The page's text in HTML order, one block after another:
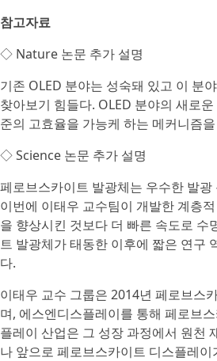
참고자료
◇ Nature 논문 추가 설명
기존 OLED 분야는 성숙돼 있고 이 분
찾아보기 힘들다. OLED 분야의 새로
준의 고효율을 가능케 하는 메커니즘
◇ Science 논문 추가 설명
페로브스카이트 발광체는 우수한 발
이번에 이태우 교수팀이 개발한 계층
을 향상시킨 것보다 더 빠른 속도로
트 발광체가 태동한 이후에 짧은 연구
다.
이태우 교수 그룹은 2014년 페로브스
며, 에스엔디스플레이를 통해 페로브
플레이 산업은 그 성장 과정에서 원천
나 앞으로 페로브스카이트 디스플레